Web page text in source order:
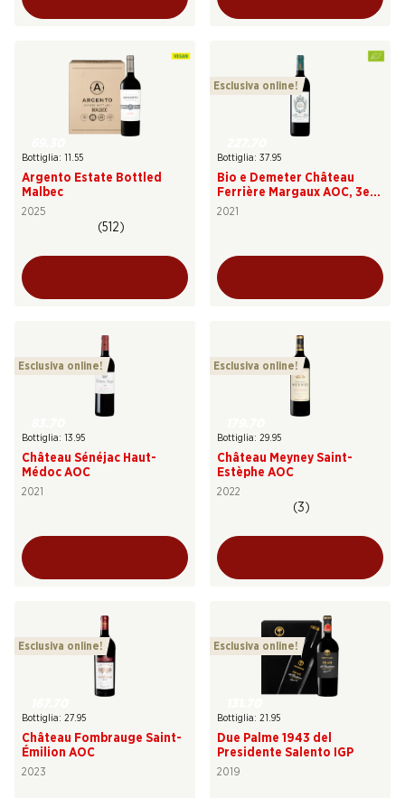
Bottiglia: 11.55
Argento Estate Bottled
Malbec
2025
(512)
Esclusiva online!
Bottiglia: 37.95
Bio e Demeter Château
Ferrière Margaux AOC, 3e
Cru Classé
2021
Esclusiva online!
Bottiglia: 13.95
Château Sénéjac Haut-
Médoc AOC
2021
Esclusiva online!
Bottiglia: 29.95
Château Meyney Saint-
Estèphe AOC
2022
(3)
Esclusiva online!
Bottiglia: 27.95
Château Fombrauge Saint-
Émilion AOC
2023
Esclusiva online!
Bottiglia: 21.95
Due Palme 1943 del
Presidente Salento IGP
2019